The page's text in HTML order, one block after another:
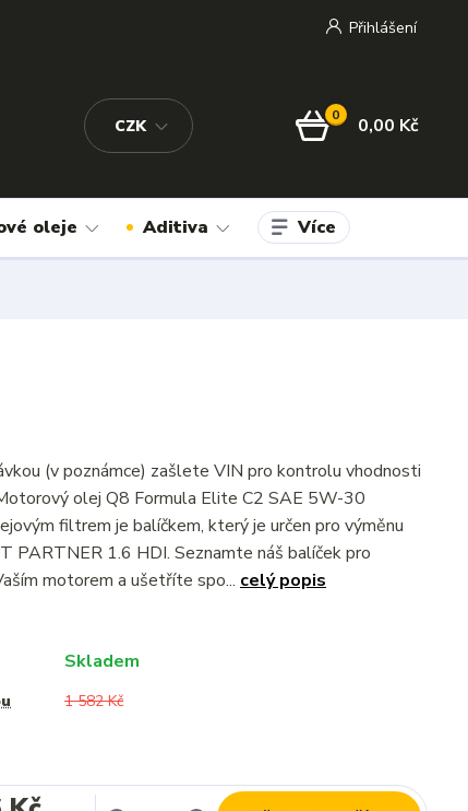
CZK
Přihlášení
0 0,00 Kč
oleje Aditiva Více
(v poznámce) zašlete VIN pro kontrolu vhodnosti
olej Q8 Formula Elite C2 SAE 5W-30
filtrem je balíčkem, který je určen pro výměnu
PARTNER 1.6 HDI. Seznamte náš balíček pro
motorem a ušetříte spo... celý popis
Skladem
1 582 Kč